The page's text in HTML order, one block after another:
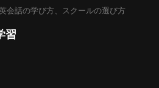
会話の学び方、スクールの選び方
習